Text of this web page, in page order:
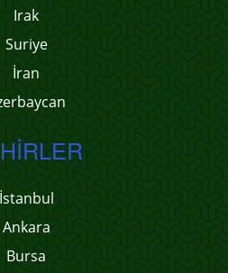
Irak
Suriye
İran
İstanbul
Ankara
Bursa